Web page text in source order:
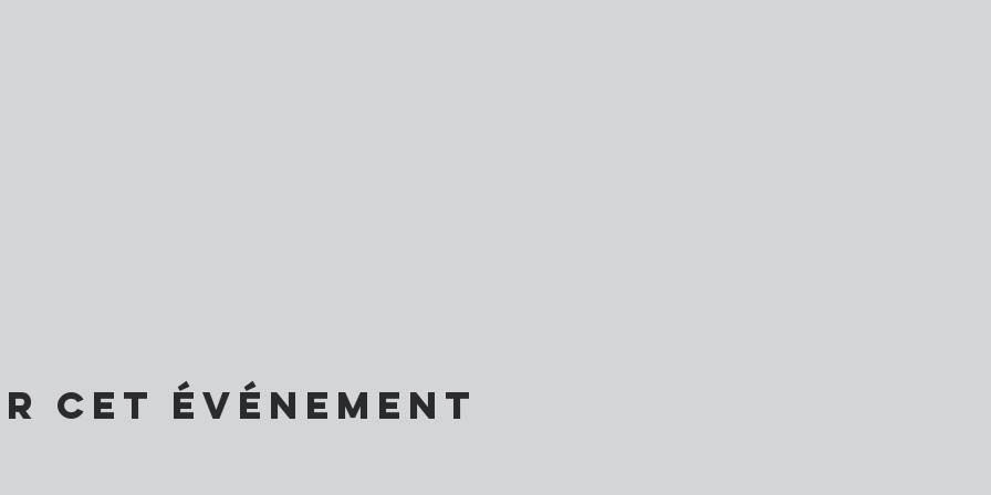
cet événement